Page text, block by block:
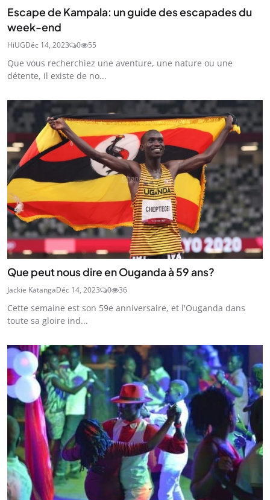
Escape de Kampala: un guide des escapades du
week-end
HiUGDéc 14, 2023 0 55
Que vous recherchiez une aventure, une nature ou une
détente, il existe de no...
Que peut nous dire en Ouganda à 59 ans?
Jackie KatangaDéc 14, 2023 0 36
Cette semaine est son 59e anniversaire, et l'Ouganda dans
toute sa gloire ind...